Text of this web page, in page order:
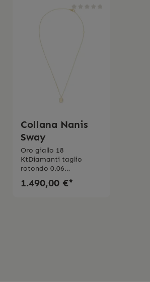
Collana Nanis
Sway
Oro giallo 18
KtDiamanti taglio
rotondo 0.06
ct Purezza VSColore
GMade in Italy
1.490,00 €*